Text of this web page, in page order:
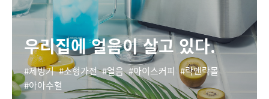
우리집에 얼음이 살고 있다.
제빙기 소형가전 얼음 아이스커피
락앤락몰
아아수혈